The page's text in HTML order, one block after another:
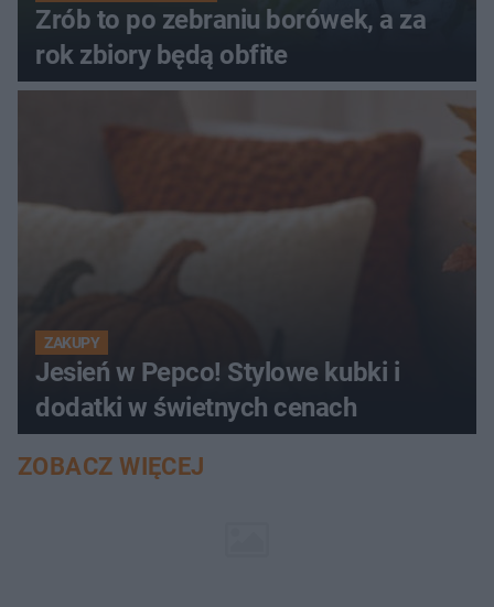
Zrób to po zebraniu borówek, a za
rok zbiory będą obfite
ZAKUPY
Jesień w Pepco! Stylowe kubki i
dodatki w świetnych cenach
ZOBACZ WIĘCEJ